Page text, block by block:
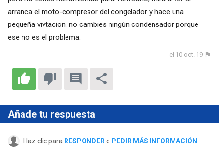
arranca el moto-compresor del congelador y hace una
pequeña vivtacion, no cambies ningún condensador porque
ese no es el problema.
el 10 oct. 19
Añade tu respuesta
Haz clic para RESPONDER o PEDIR MÁS INFORMACIÓN